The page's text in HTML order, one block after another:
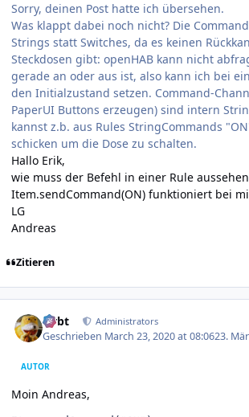
Sorry, deinen Post hatte ich übersehen.
Was klappt dabei noch nicht? Die
Strings statt Switches, da es keinen
Steckdosen gibt: openHAB kann nicht
gerade an oder aus ist, also kann ich bei
den Initialzustand setzen. Command-
PaperUI Buttons erzeugen) sind intern
kannst z.b. aus Rules StringCommands
schicken um die Dose zu schalten.
Hallo Erik,
wie muss der Befehl in einer Rule
Item.sendCommand(ON) funktioniert bei
LG
Andreas
Zitieren
rtrbt Administrators
Geschrieben March 23, 2020 at 08:0623.
AUTOR
Moin Andreas,